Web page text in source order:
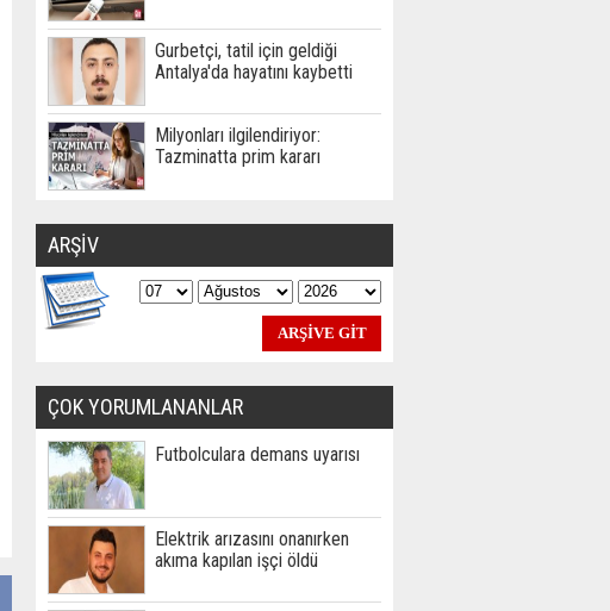
Gurbetçi, tatil için geldiği
Antalya'da hayatını kaybetti
Milyonları ilgilendiriyor:
Tazminatta prim kararı
ARŞİV
ÇOK YORUMLANANLAR
Futbolculara demans uyarısı
Elektrik arızasını onanırken
akıma kapılan işçi öldü